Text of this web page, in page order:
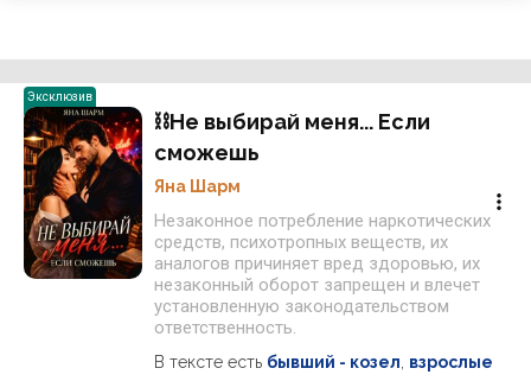
Эксклюзив
⛓Не выбирай меня... Если
сможешь
Яна Шарм
Незаконное потребление наркотических
средств, психотропных веществ, их
аналогов причиняет вред здоровью, их
незаконный оборот запрещен и влечет
установленную законодательством
ответственность.
В тексте есть бывший - козел взрослые